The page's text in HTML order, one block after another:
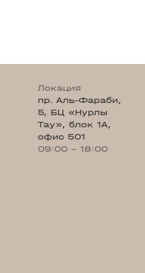
Локация
пр. Аль-Фараби,
5, БЦ «Нурлы
Тау», блок 1А,
офис 501
09:00 - 18:00